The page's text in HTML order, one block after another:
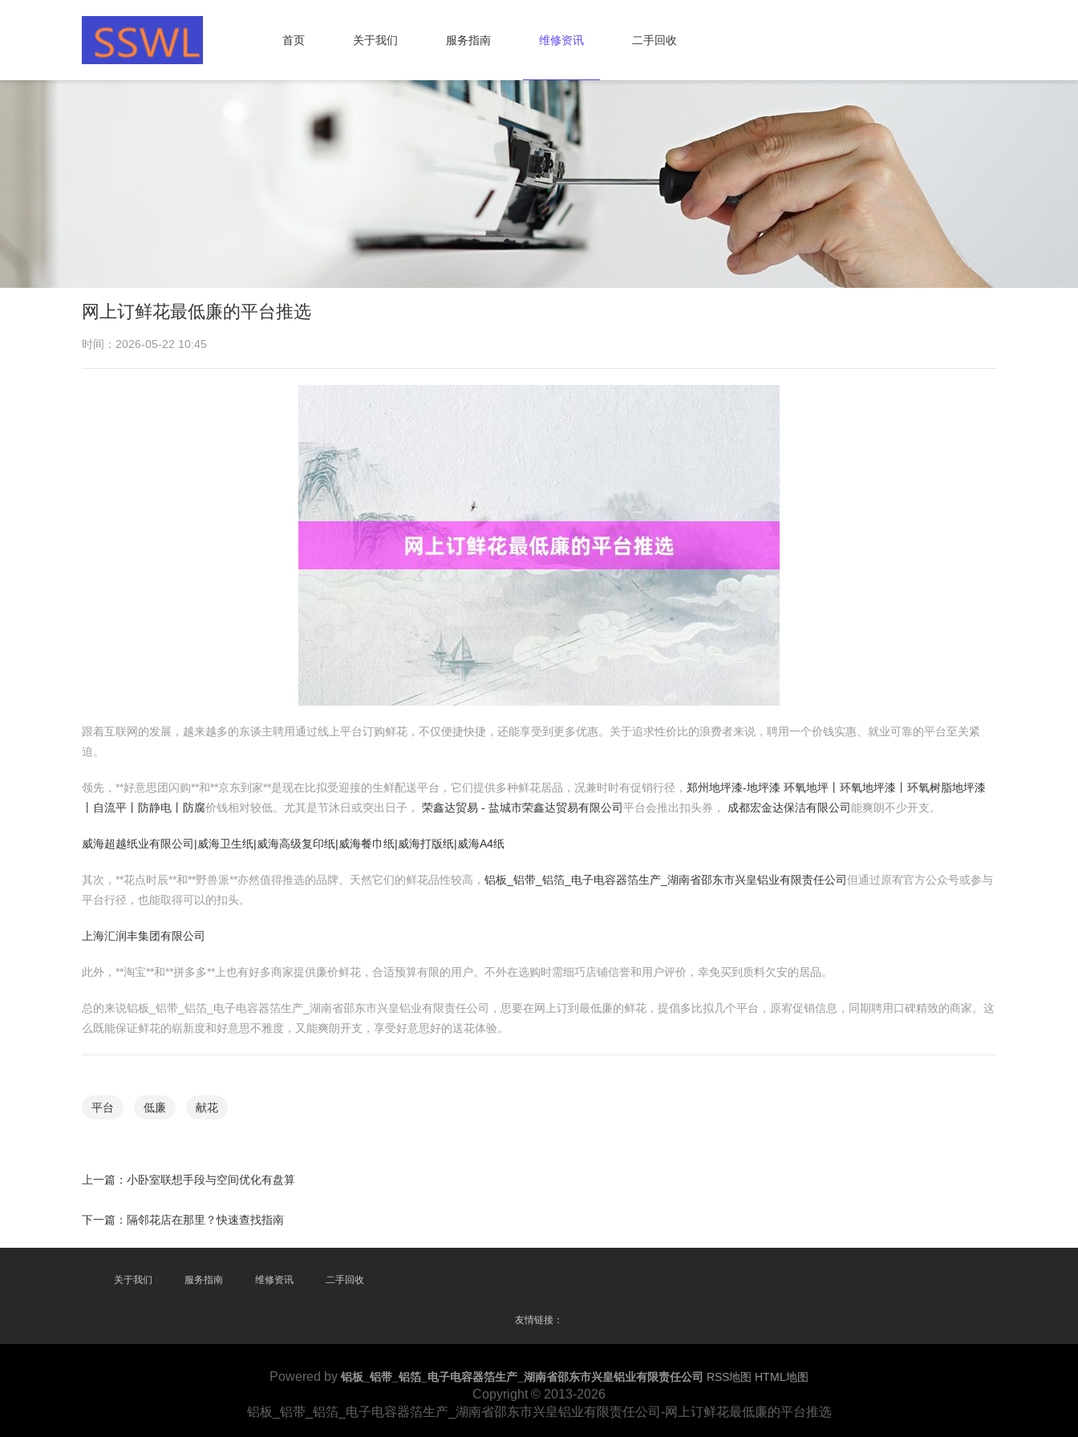
首页 关于我们 服务指南 维修资讯 二手回收
网上订鲜花最低廉的平台推选
时间：2026-05-22 10:45
跟着互联网的发展，越来越多的东谈主聘用通过线上平台订购鲜花，不仅便捷快捷，还能享受到更多优惠。关于追求性价比的浪费者来说，聘用一个价钱实惠、就业可靠的平台至关紧
迫。
领先，**好意思团闪购**和**京东到家**是现在比拟受迎接的生鲜配送平台，它们提供多种鲜花居品，况兼时时有促销行径， 郑州地坪漆-地坪漆 环氧地坪丨环氧地坪漆丨环氧树脂地坪漆
丨自流平丨防静电丨防腐价钱相对较低。尤其是节沐日或突出日子， 荣鑫达贸易 - 盐城市荣鑫达贸易有限公司平台会推出扣头券， 成都宏金达保洁有限公司能爽朗不少开支。
威海超越纸业有限公司|威海卫生纸|威海高级复印纸|威海餐巾纸|威海打版纸|威海A4纸
其次，**花点时辰**和**野兽派**亦然值得推选的品牌。天然它们的鲜花品性较高， 铝板_铝带_铝箔_电子电容器箔生产_湖南省邵东市兴皇铝业有限责任公司但通过原宥官方公众号或参与
平台行径，也能取得可以的扣头。
上海汇润丰集团有限公司
此外，**淘宝**和**拼多多**上也有好多商家提供廉价鲜花，合适预算有限的用户。不外在选购时需细巧店铺信誉和用户评价，幸免买到质料欠安的居品。
总的来说铝板_铝带_铝箔_电子电容器箔生产_湖南省邵东市兴皇铝业有限责任公司，思要在网上订到最低廉的鲜花，提倡多比拟几个平台，原宥促销信息，同期聘用口碑精致的商家。这
么既能保证鲜花的崭新度和好意思不雅度，又能爽朗开支，享受好意思好的送花体验。
平台 低廉 献花
上一篇： 小卧室联想手段与空间优化有盘算
下一篇： 隔邻花店在那里？快速查找指南
关于我们 服务指南 维修资讯 二手回收
友情链接：
Powered by 铝板_铝带_铝箔_电子电容器箔生产_湖南省邵东市兴皇铝业有限责任公司 RSS地图 HTML地图
Copyright © 2013-2026
铝板_铝带_铝箔_电子电容器箔生产_湖南省邵东市兴皇铝业有限责任公司-网上订鲜花最低廉的平台推选